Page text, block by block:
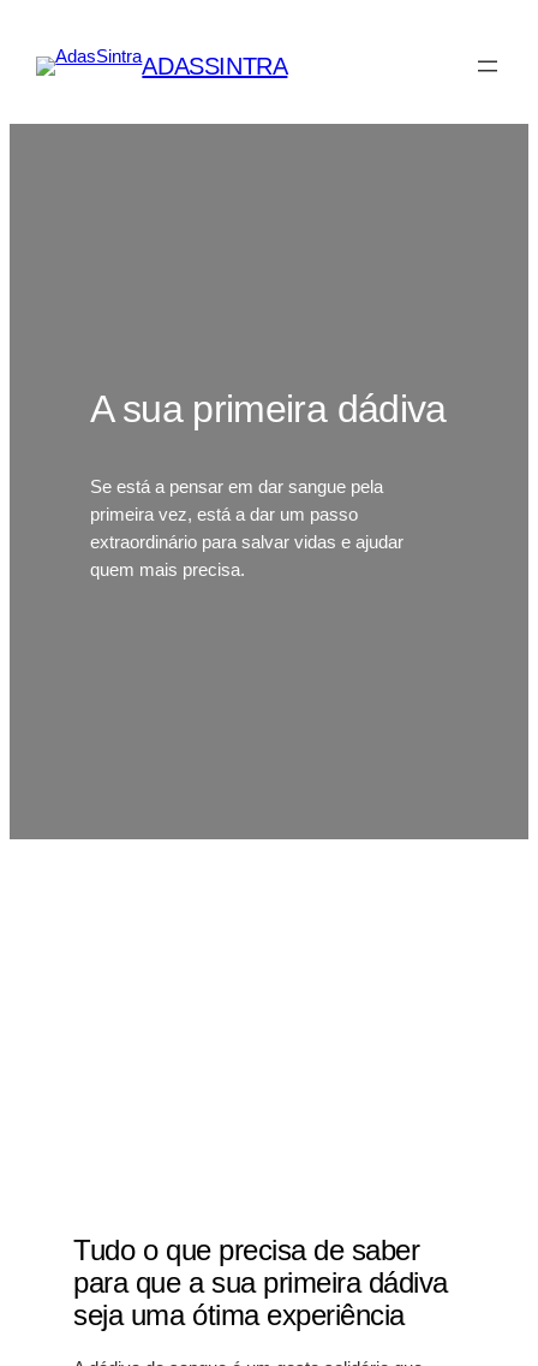
ADASSINTRA
A sua primeira dádiva
Se está a pensar em dar sangue pela
primeira vez, está a dar um passo
extraordinário para salvar vidas e ajudar
quem mais precisa.
Tudo o que precisa de saber
para que a sua primeira dádiva
seja uma ótima experiência